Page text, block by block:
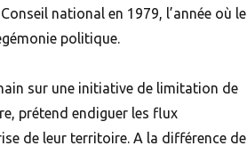
national en 1979, l’année où le
politique.
sur une initiative de limitation de
prétend endiguer les flux
de leur territoire. A la différence de